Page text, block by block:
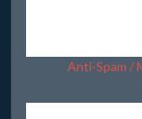
Anti-Spam /